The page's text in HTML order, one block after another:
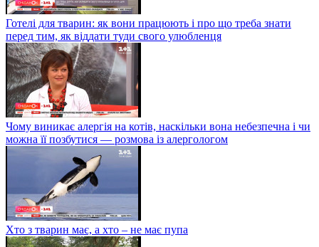
Готелі для тварин: як вони працюють і про що треба знати
перед тим, як віддати туди свого улюбленця
Чому виникає алергія на котів, наскільки вона небезпечна і чи
можна її позбутися — розмова із алергологом
Хто з тварин має, а хто – не має пупа